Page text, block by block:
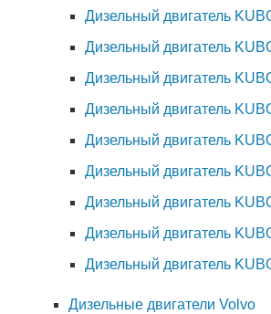
Дизельный двигатель
Дизельный двигатель
Дизельный двигатель
Дизельный двигатель
Дизельный двигатель
Дизельный двигатель
Дизельный двигатель
Дизельный двигатель
Дизельный двигатель
Дизельные двигатели Volvo